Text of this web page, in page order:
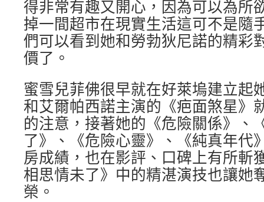
得非常有趣又開心，因為可以為所
掉一間超市在現實生活這可不是隨
們可以看到她和勞勃狄尼諾的精彩
價了。
蜜雪兒菲佛很早就在好萊塢建立起
和艾爾帕西諾主演的《疤面煞星》
的注意，接著她的《危險關係》、
了》、《危險心靈》、《純真年代
房成績，也在影評、口碑上有所斬
相思情未了》中的精湛演技也讓她
榮。